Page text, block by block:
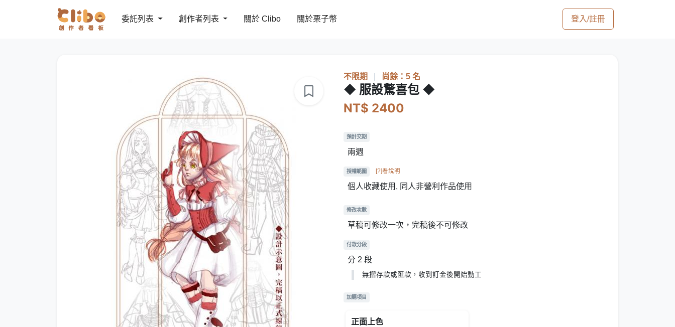
委託列表 創作者列表 關於 Clibo 關於栗子幣 登入/註冊
不限期 尚餘：5 名
◆ 服設驚喜包 ◆
NT$ 2400
預計交期
兩週
授權範圍 [?]看說明
個人收藏使用, 同人非營利作品使用
修改次數
草稿可修改一次，完稿後不可修改
付款分段
分 2 段
無摺存款或匯款，收到訂金後開始動工
加購項目
正面上色